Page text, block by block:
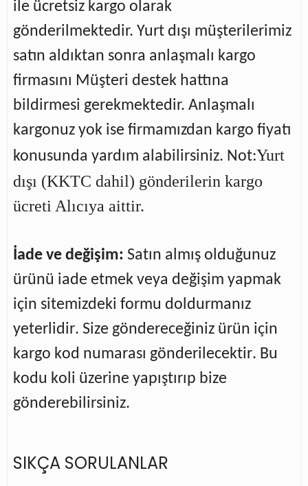
ile ücretsiz kargo olarak
gönderilmektedir. Yurt dışı müşterilerimiz
satın aldıktan sonra anlaşmalı kargo
firmasını Müşteri destek hattına
bildirmesi gerekmektedir. Anlaşmalı
kargonuz yok ise firmamızdan kargo fiyatı
konusunda yardım alabilirsiniz. Not:Yurt
dışı (KKTC dahil) gönderilerin kargo
ücreti Alıcıya aittir.
İade ve değişim: Satın almış olduğunuz
ürünü iade etmek veya değişim yapmak
için sitemizdeki formu doldurmanız
yeterlidir. Size göndereceğiniz ürün için
kargo kod numarası gönderilecektir. Bu
kodu koli üzerine yapıştırıp bize
gönderebilirsiniz.
SIKÇA SORULANLAR